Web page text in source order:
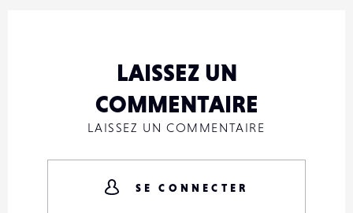
LAISSEZ UN
COMMENTAIRE
LAISSEZ UN COMMENTAIRE
SE CONNECTER